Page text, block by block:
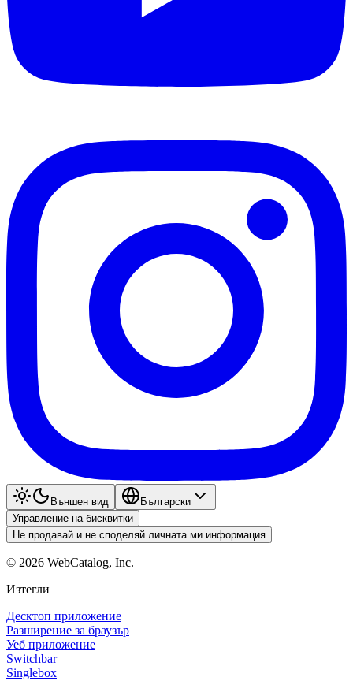
Външен вид
Български
Управление на бисквитки
Не продавай и не споделяй личната ми информация
© 2026 WebCatalog, Inc.
Изтегли
Десктоп приложение
Разширение за браузър
Уеб приложение
Switchbar
Singlebox